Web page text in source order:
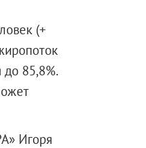
(+
до 85,8%.
Игоря